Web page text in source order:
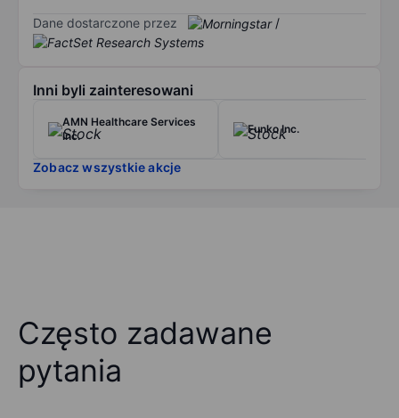
Dane dostarczone przez /
Inni byli zainteresowani
AMN Healthcare Services
Inc.
Funko Inc.
Zobacz wszystkie akcje
Często zadawane
pytania